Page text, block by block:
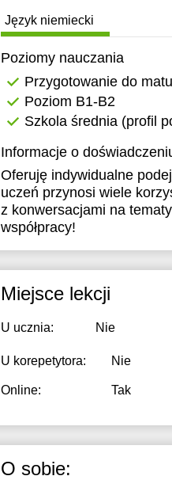
Język niemiecki
Poziomy nauczania
Przygotowanie do
Poziom B1-B2
Szkola średnia (profil
Informacje o
Oferuję indywidualne
uczeń przynosi wiele
z konwersacjami na
współpracy!
Miejsce lekcji
U ucznia: Nie
U korepetytora: Nie
Online: Tak
O sobie:
16:30
17:00
17:30
18:00